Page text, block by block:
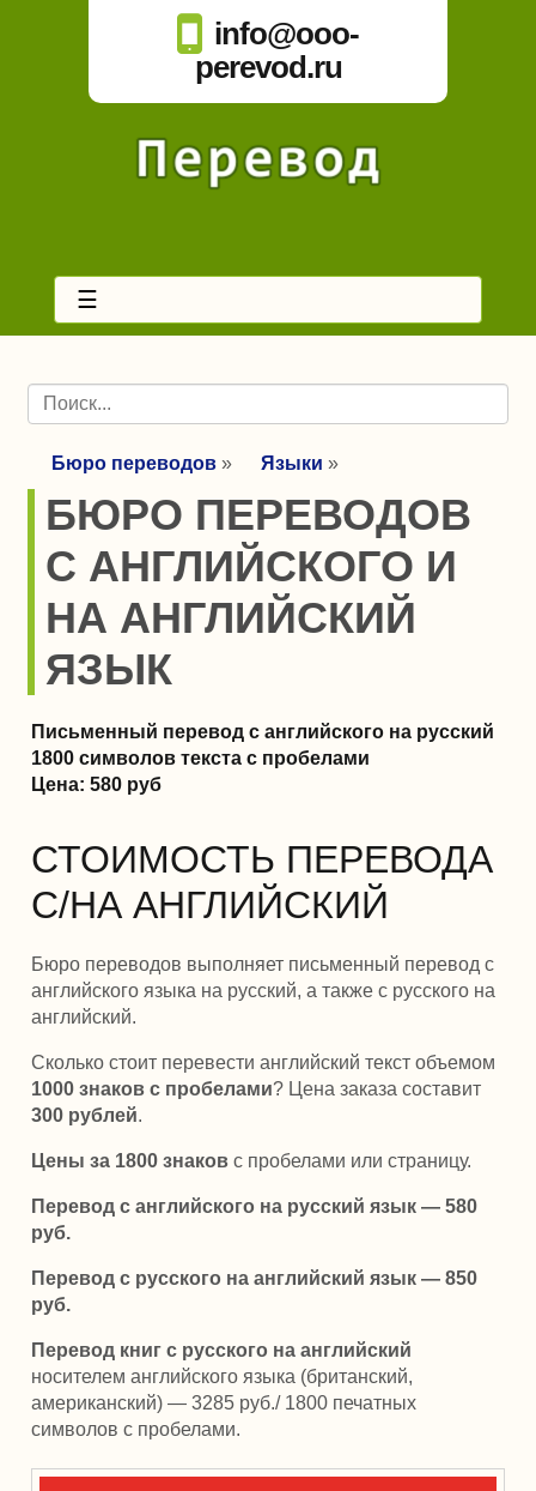
info@ooo-
perevod.ru
☰
Бюро переводов » Языки »
БЮРО ПЕРЕВОДОВ
С АНГЛИЙСКОГО И
НА АНГЛИЙСКИЙ
ЯЗЫК
Письменный перевод с английского на русский
1800 символов текста с пробелами
Цена:580 руб
СТОИМОСТЬ ПЕРЕВОДА
С/НА АНГЛИЙСКИЙ
Бюро переводов выполняет письменный перевод с
английского языка на русский, а также с русского на
английский.
Сколько стоит перевести английский текст объемом
1000 знаков с пробелами? Цена заказа составит
300 рублей.
Цены за 1800 знаков с пробелами или страницу.
Перевод с английского на русский язык — 580
руб.
Перевод с русского на английский язык — 850
руб.
Перевод книг с русского на английский
носителем английского языка (британский,
американский) — 3285 руб./ 1800 печатных
символов с пробелами.